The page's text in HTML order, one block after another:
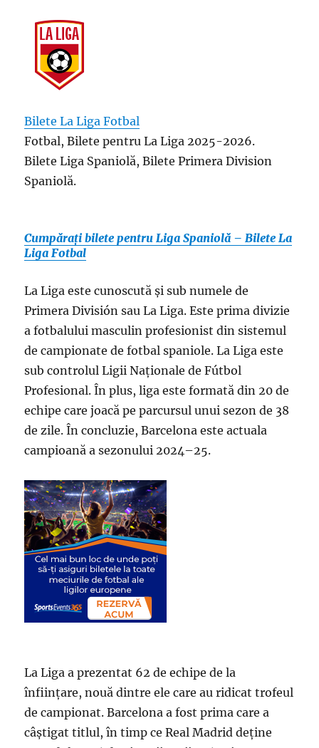
Bilete La Liga Fotbal
Fotbal, Bilete pentru La Liga 2025-2026.
Bilete Liga Spaniolă, Bilete Primera Division
Spaniolă.
Cumpărați bilete pentru Liga Spaniolă – Bilete La
Liga Fotbal
La Liga este cunoscută și sub numele de
Primera División sau La Liga. Este prima divizie
a fotbalului masculin profesionist din sistemul
de campionate de fotbal spaniole. La Liga este
sub controlul Ligii Naționale de Fútbol
Profesional. În plus, liga este formată din 20 de
echipe care joacă pe parcursul unui sezon de 38
de zile. În concluzie, Barcelona este actuala
campioană a sezonului 2024–25.
La Liga a prezentat 62 de echipe de la
înființare, nouă dintre ele care au ridicat trofeul
de campionat. Barcelona a fost prima care a
câștigat titlul, în timp ce Real Madrid deține